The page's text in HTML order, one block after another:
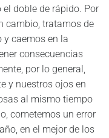
doble de rápido. Por
cambio, tratamos de
y caemos en la
consecuencias
por lo general,
y nuestros ojos en
al mismo tiempo
cometemos un error
en el mejor de los